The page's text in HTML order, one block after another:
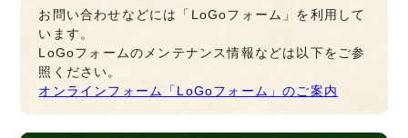
お問い合わせなどには「LoGoフォーム」を利用して
います。
LoGoフォームのメンテナンス情報などは以下をご参
照ください。
オンラインフォーム「LoGoフォーム」のご案内